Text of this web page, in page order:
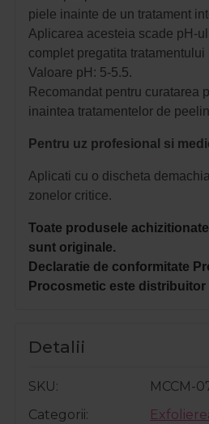
piele inainte de un tratament
Aplicarea acesteia scade pH-
complet pregatita tratamentului
Valoare pH: 5-5.5.
Recomandat pentru curatarea
inaintea tratamentelor de
Pentru uz profesional si
Aplicati cu o discheta
zonelor critice.
Toate produsele
sunt originale.
Declaratie de conformitate
Procosmetic este distribuitor
Detalii
SKU
MCCM-
Categorii